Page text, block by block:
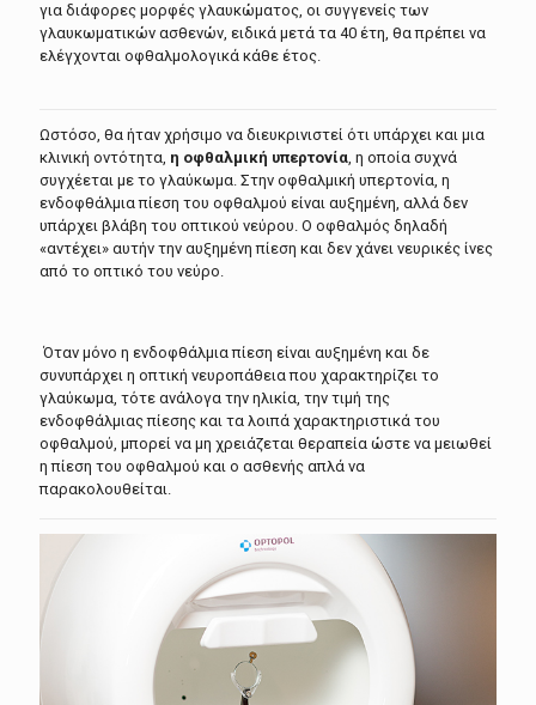
για διάφορες μορφές γλαυκώματος, οι συγγενείς των
γλαυκωματικών ασθενών, ειδικά μετά τα 40 έτη, θα πρέπει να
ελέγχονται οφθαλμολογικά κάθε έτος.
Ωστόσο, θα ήταν χρήσιμο να διευκρινιστεί ότι υπάρχει και μια
κλινική οντότητα, η οφθαλμική υπερτονία, η οποία συχνά
συγχέεται με το γλαύκωμα. Στην οφθαλμική υπερτονία, η
ενδοφθάλμια πίεση του οφθαλμού είναι αυξημένη, αλλά δεν
υπάρχει βλάβη του οπτικού νεύρου. Ο οφθαλμός δηλαδή
«αντέχει» αυτήν την αυξημένη πίεση και δεν χάνει νευρικές ίνες
από το οπτικό του νεύρο.
Όταν μόνο η ενδοφθάλμια πίεση είναι αυξημένη και δε
συνυπάρχει η οπτική νευροπάθεια που χαρακτηρίζει το
γλαύκωμα, τότε ανάλογα την ηλικία, την τιμή της
ενδοφθάλμιας πίεσης και τα λοιπά χαρακτηριστικά του
οφθαλμού, μπορεί να μη χρειάζεται θεραπεία ώστε να μειωθεί
η πίεση του οφθαλμού και ο ασθενής απλά να
παρακολουθείται.